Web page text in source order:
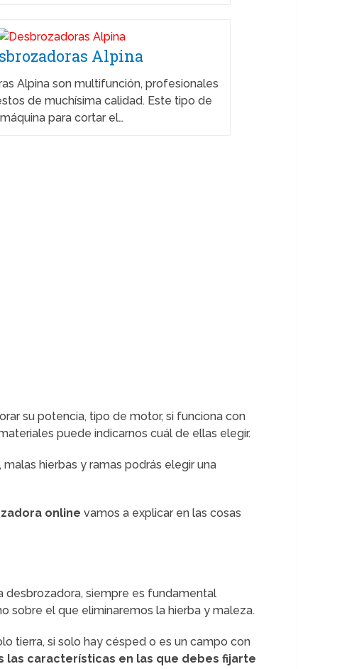
Alpina
Alpina son multifunción, profesionales
de muchísima calidad. Este tipo de
máquina para cortar el…
su potencia, tipo de motor, si funciona con
puede indicarnos cuál de ellas elegir.
hierbas y ramas podrás elegir una
online vamos a explicar en las cosas
desbrozadora, siempre es fundamental
sobre el que eliminaremos la hierba y maleza.
tierra, si solo hay césped o es un campo con
las características en las que debes fijarte